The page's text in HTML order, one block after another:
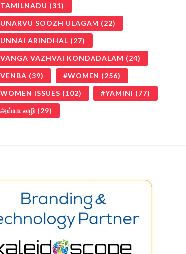
TAMILNADU (31)
UNARVU SOOZH ULAGAM (22)
UNNAI ARINDHAL (27)
VANGA VAZHVAI KONDADALAM (24)
VENBA (39) WOMEN (256)
WOMEN ISSUES (102) YAMINI (77)
அய்யா வழி (29)